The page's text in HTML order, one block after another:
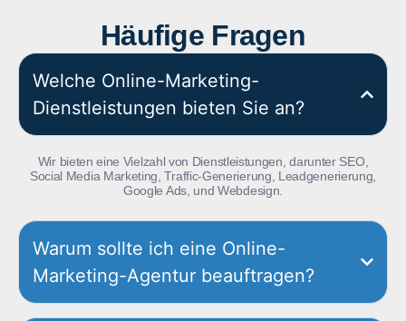
Häufige Fragen
Welche Online-Marketing-
Dienstleistungen bieten Sie an?
Wir bieten eine Vielzahl von Dienstleistungen, darunter SEO,
Social Media Marketing, Traffic-Generierung, Leadgenerierung,
Google Ads, und Webdesign.
Warum sollte ich eine Online-
Marketing-Agentur beauftragen?